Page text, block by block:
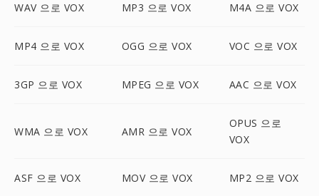
WAV 으로 VOX MP3 으로 VOX M4A 으로 VOX
MP4 으로 VOX OGG 으로 VOX VOC 으로 VOX
3GP 으로 VOX MPEG 으로 VOX AAC 으로 VOX
WMA 으로 VOX AMR 으로 VOX
OPUS 으로
VOX
ASF 으로 VOX MOV 으로 VOX MP2 으로 VOX